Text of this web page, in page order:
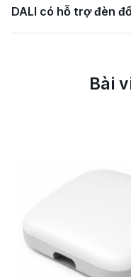
DALI có hỗ trợ đèn
Bài